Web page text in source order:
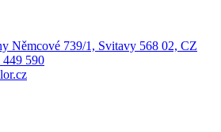
Němcové 739/1, Svitavy 568 02, CZ
449 590